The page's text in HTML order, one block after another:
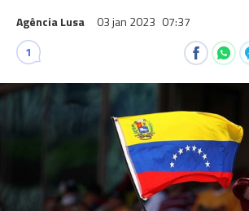
Agência Lusa 03 jan 2023 07:37
1